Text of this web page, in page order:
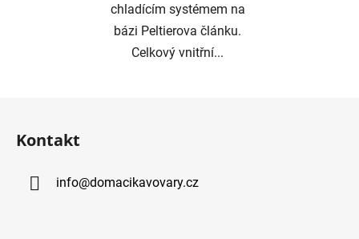
chladícím systémem na
bázi Peltierova článku.
Celkový vnitřní...
Kontakt
info@domacikavovary.cz